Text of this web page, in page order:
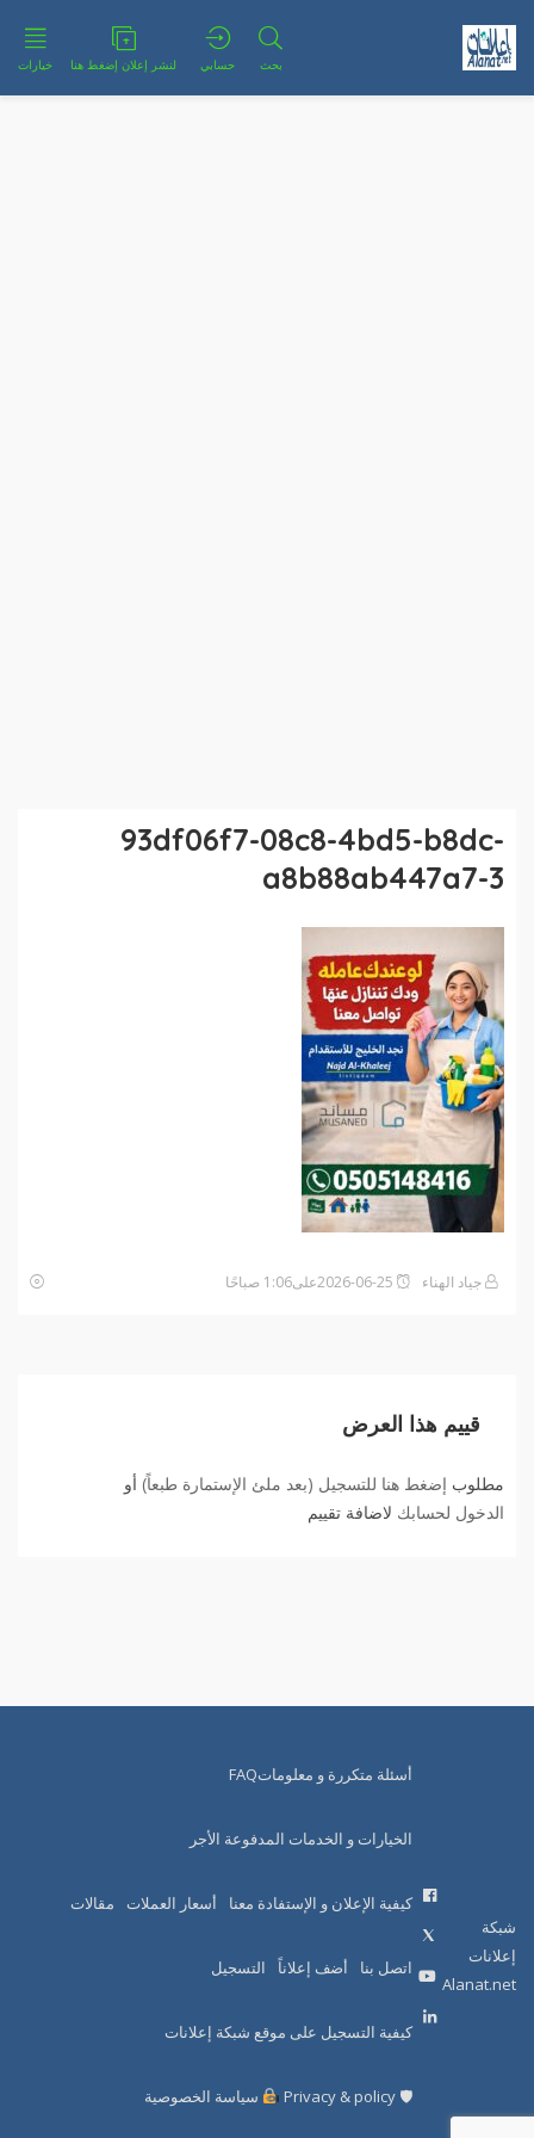
بحث حسابي لنشر إعلان إضغط هنا خيارات
93df06f7-08c8-4bd5-b8dc-
a8b88ab447a7-3
جياد الهناء
قييم هذا العرض
مطلوب إضغط هنا للتسجيل (بعد ملئ الإستمارة طبعاً) أو
الدخول لحسابك لاضافة تقييم
شبكة
إعلانات
Alanat.net
أسئلة متكررة و معلوماتFAQ
الخيارات و الخدمات المدفوعة الأجر
كيفية الإعلان و الإستفادة معنا أسعار العملات مقالات
اتصل بنا أضف إعلاناً التسجيل
كيفية التسجيل على موقع شبكة إعلانات
🛡 Privacy & policy سياسة الخصوصية